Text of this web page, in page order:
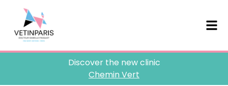
Discover the new clinic
Chemin Vert